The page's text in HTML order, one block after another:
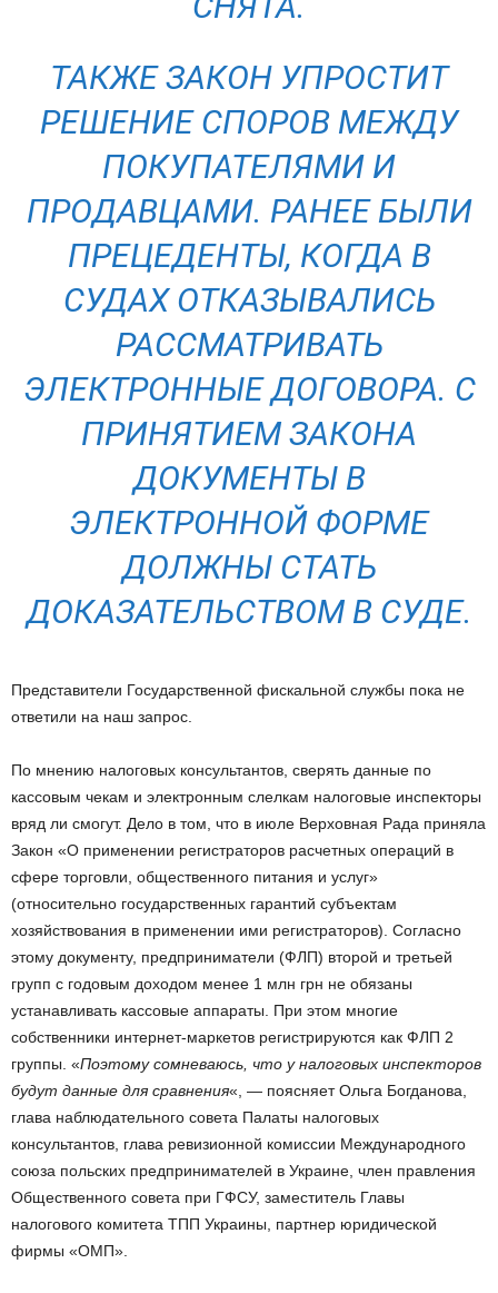
ТАКЖЕ ЗАКОН УПРОСТИТ
РЕШЕНИЕ СПОРОВ МЕЖДУ
ПОКУПАТЕЛЯМИ И
ПРОДАВЦАМИ. РАНЕЕ БЫЛИ
ПРЕЦЕДЕНТЫ, КОГДА В
СУДАХ ОТКАЗЫВАЛИСЬ
РАССМАТРИВАТЬ
ЭЛЕКТРОННЫЕ ДОГОВОРА. С
ПРИНЯТИЕМ ЗАКОНА
ДОКУМЕНТЫ В
ЭЛЕКТРОННОЙ ФОРМЕ
ДОЛЖНЫ СТАТЬ
ДОКАЗАТЕЛЬСТВОМ В СУДЕ.
Представители Государственной фискальной службы пока не
ответили на наш запрос.
По мнению налоговых консультантов, сверять данные по
кассовым чекам и электронным слелкам налоговые инспекторы
вряд ли смогут. Дело в том, что в июле Верховная Рада приняла
Закон «О применении регистраторов расчетных операций в
сфере торговли, общественного питания и услуг»
(относительно государственных гарантий субъектам
хозяйствования в применении ими регистраторов). Согласно
этому документу, предприниматели (ФЛП) второй и третьей
групп с годовым доходом менее 1 млн грн не обязаны
устанавливать кассовые аппараты. При этом многие
собственники интернет-маркетов регистрируются как ФЛП 2
группы. «Поэтому сомневаюсь, что у налоговых инспекторов
будут данные для сравнения«, — поясняет Ольга Богданова,
глава наблюдательного совета Палаты налоговых
консультантов, глава ревизионной комиссии Международного
союза польских предпринимателей в Украине, член правления
Общественного совета при ГФСУ, заместитель Главы
налогового комитета ТПП Украины, партнер юридической
фирмы «ОМП».